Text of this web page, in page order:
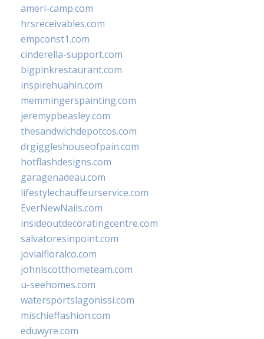
ameri-camp.com
hrsreceivables.com
empconst1.com
cinderella-support.com
bigpinkrestaurant.com
inspirehuahin.com
memmingerspainting.com
jeremypbeasley.com
thesandwichdepotcos.com
drgiggleshouseofpain.com
hotflashdesigns.com
garagenadeau.com
lifestylechauffeurservice.com
EverNewNails.com
insideoutdecoratingcentre.com
salvatoresinpoint.com
jovialfloralco.com
johnlscotthometeam.com
u-seehomes.com
watersportslagonissi.com
mischieffashion.com
eduwyre.com